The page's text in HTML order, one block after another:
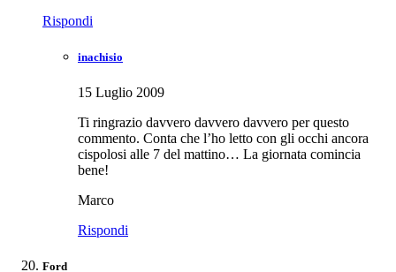
Rispondi
inachisio
15 Luglio 2009
Ti ringrazio davvero davvero davvero per questo
commento. Conta che l’ho letto con gli occhi ancora
cispolosi alle 7 del mattino… La giornata comincia
bene!
Marco
Rispondi
Ford